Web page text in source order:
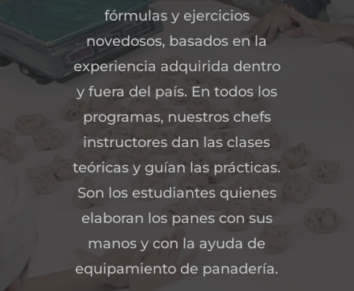
fórmulas y ejercicios
novedosos, basados en la
experiencia adquirida dentro
y fuera del país. En todos los
programas, nuestros chefs
instructores dan las clases
teóricas y guían las prácticas.
Son los estudiantes quienes
elaboran los panes con sus
manos y con la ayuda de
equipamiento de panadería.